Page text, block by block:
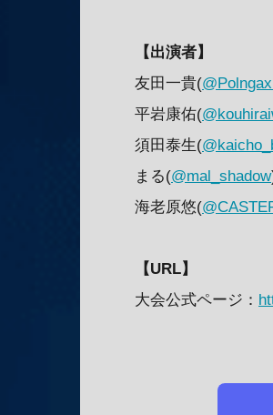
【出演者】
友田一貴(
平岩康佑(
須田泰生(
まる(@mal_shadow
海老原悠(
【URL】
大会公式ページ：